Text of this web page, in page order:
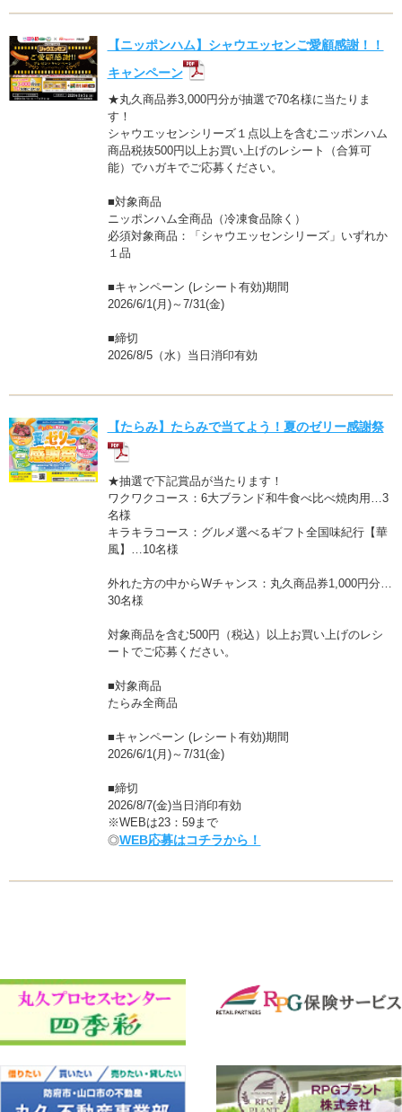
【ニッポンハム】シャウエッセンご愛顧感謝！！
キャンペーン
★丸久商品券3,000円分が抽選で70名様に当たりま
す！
シャウエッセンシリーズ１点以上を含むニッポンハム
商品税抜500円以上お買い上げのレシート（合算可
能）でハガキでご応募ください。
■対象商品
ニッポンハム全商品（冷凍食品除く）
必須対象商品：「シャウエッセンシリーズ」いずれか
１品
■キャンペーン (レシート有効)期間
2026/6/1(月)～7/31(金)
■締切
2026/8/5（水）当日消印有効
【たらみ】たらみで当てよう！夏のゼリー感謝祭
★抽選で下記賞品が当たります！
ワクワクコース：6大ブランド和牛食べ比べ焼肉用…3
名様
キラキラコース：グルメ選べるギフト全国味紀行【華
風】…10名様
外れた方の中からWチャンス：丸久商品券1,000円分…
30名様
対象商品を含む500円（税込）以上お買い上げのレシ
ートでご応募ください。
■対象商品
たらみ全商品
■キャンペーン (レシート有効)期間
2026/6/1(月)～7/31(金)
■締切
2026/8/7(金)当日消印有効
※WEBは23：59まで
◎WEB応募はコチラから！